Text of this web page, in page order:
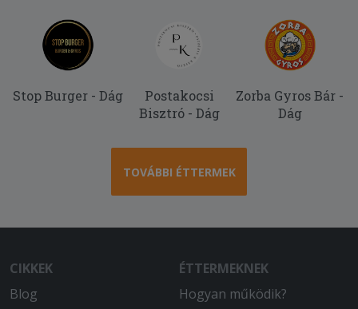
Stop Burger - Dág
Postakocsi
Bisztró - Dág
Zorba Gyros Bár -
Dág
TOVÁBBI ÉTTERMEK
CIKKEK
Blog
ÉTTERMEKNEK
Hogyan működik?